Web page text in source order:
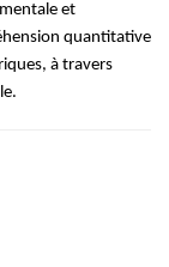
et
quantitative
à travers